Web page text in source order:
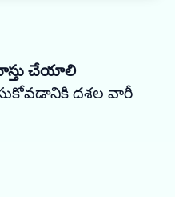
చేయాలి
దశల వారీ